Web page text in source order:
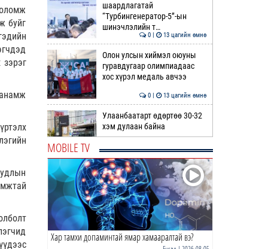
буйг
зэрэг
шаардлагатай
“Турбингенератор-5”-ын
шинэчлэлийн т…
0 | 13 цагийн өмнө
Олон улсын хиймэл оюуны
гуравдугаар олимпиадаас
хос хүрэл медаль авчээ
0 | 13 цагийн өмнө
Улаанбаатарт өдөртөө 30-32
хэм дулаан байна
ДОРНЫН ЗУРХАЙ | Морь,
нохой жилтнээ аливаа үйлийг
хийхэд эерэг сайн
0 | 14 цагийн өмнө
ӨГЛӨӨНИЙ МЭНД!
MOBILE TV
Хар тамхи допаминтай ямар хамааралтай вэ?